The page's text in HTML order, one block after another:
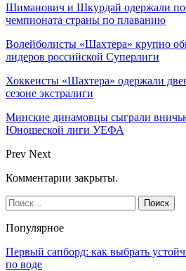
Шиманович и Шкурдай одержали
чемпионата страны по плаванию
Волейболисты «Шахтера» крупно
лидеров российской Суперлиги
Хоккеисты «Шахтера» одержали
сезоне экстралиги
Минские динамовцы сыграли
Юношеской лиги УЕФА
Prev Next
Комментарии закрыты.
Популярное
Первый сапборд: как выбрать
по воде